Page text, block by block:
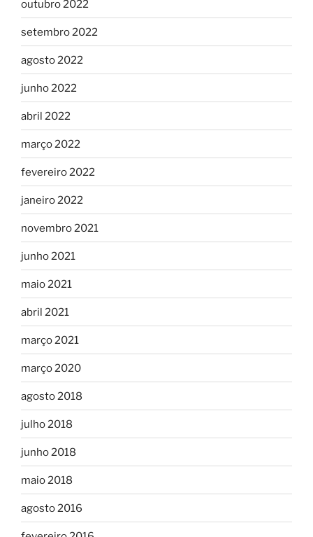
outubro 2022
setembro 2022
agosto 2022
junho 2022
abril 2022
março 2022
fevereiro 2022
janeiro 2022
novembro 2021
junho 2021
maio 2021
abril 2021
março 2021
março 2020
agosto 2018
julho 2018
junho 2018
maio 2018
agosto 2016